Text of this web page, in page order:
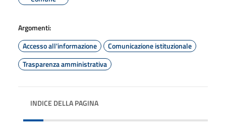
Argomenti:
Accesso all'informazione
Comunicazione istituzionale
Trasparenza amministrativa
INDICE DELLA PAGINA